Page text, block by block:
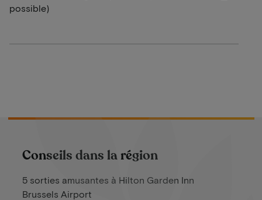
possible)
Conseils dans la région
5 sorties amusantes à Hilton Garden Inn
Brussels Airport